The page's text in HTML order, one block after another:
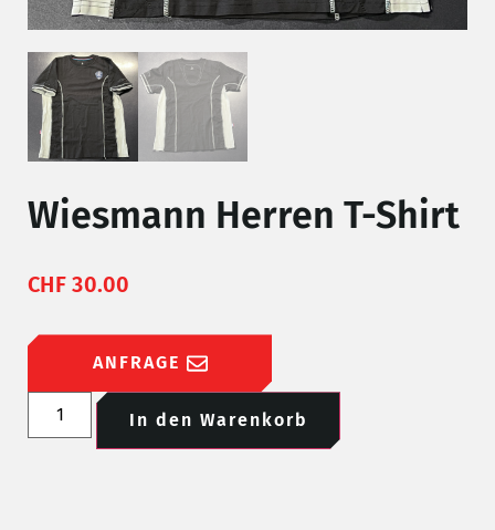
Wiesmann Herren T-Shirt
CHF30.00
ANFRAGE
In den Warenkorb